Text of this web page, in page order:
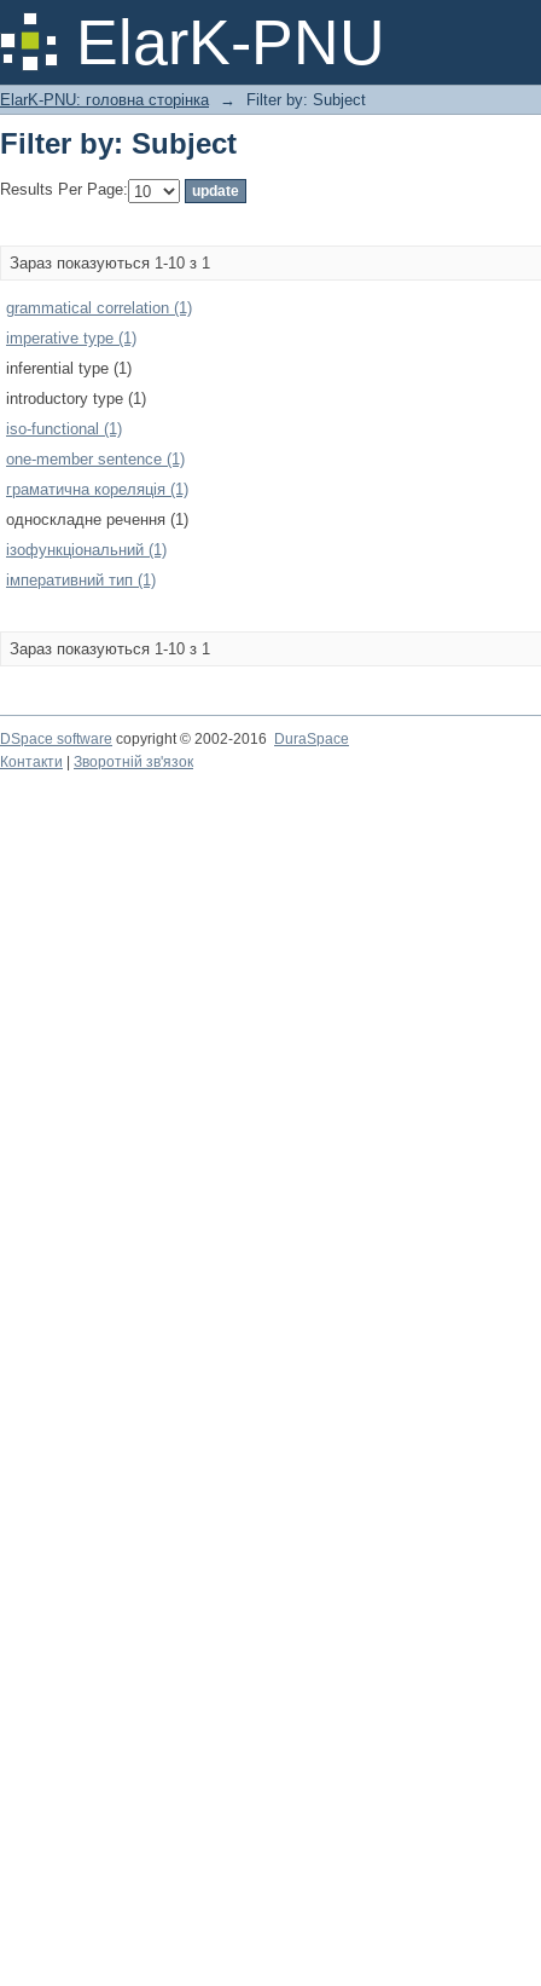
ElarK-PNU
Filter by: Subject
ElarK-PNU: головна сторінка → Filter by: Subject
Filter by: Subject
Results Per Page:
Зараз показуються 1-10 з 1
grammatical correlation (1)
imperative type (1)
inferential type (1)
introductory type (1)
iso-functional (1)
one-member sentence (1)
граматична кореляція (1)
односкладне речення (1)
ізофункціональний (1)
імперативний тип (1)
Зараз показуються 1-10 з 1
DSpace software copyright © 2002-2016
DuraSpace
Контакти
Зворотній зв'язок